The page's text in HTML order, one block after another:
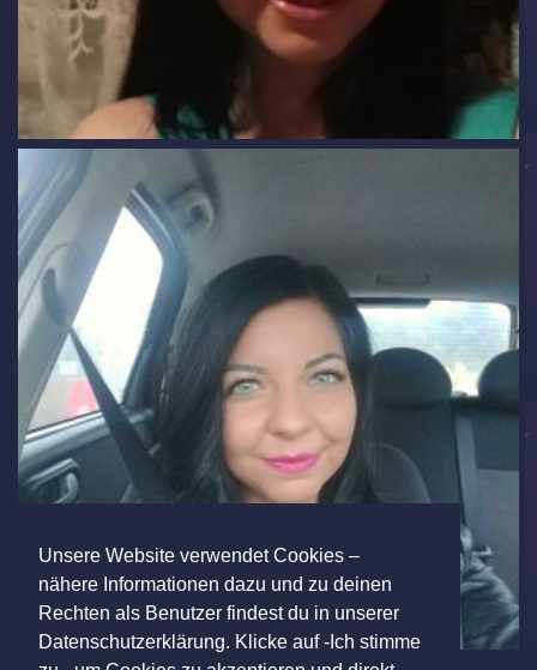
Unsere Website verwendet Cookies –
nähere Informationen dazu und zu deinen
Rechten als Benutzer findest du in unserer
Datenschutzerklärung. Klicke auf -Ich stimme